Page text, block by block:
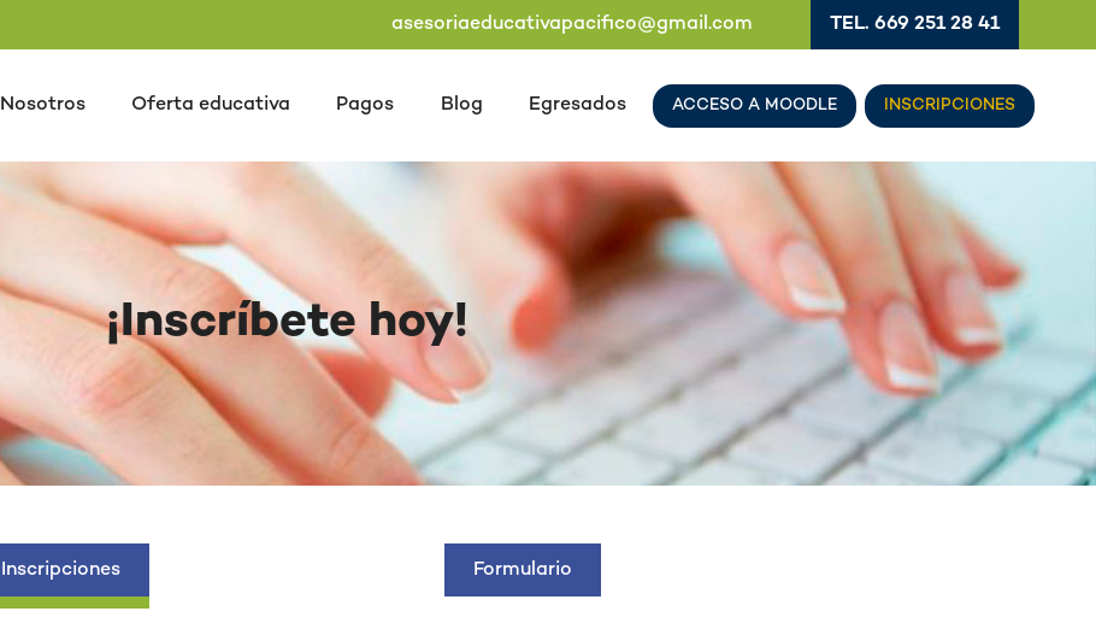
asesoriaeducativapacifico@gmail.com TEL. 669 251 28 41
Nosotros Oferta educativa Pagos Blog Egresados ACCESO A MOODLE INSCRIPCIONES
¡Inscríbete hoy!
Inscripciones Formulario